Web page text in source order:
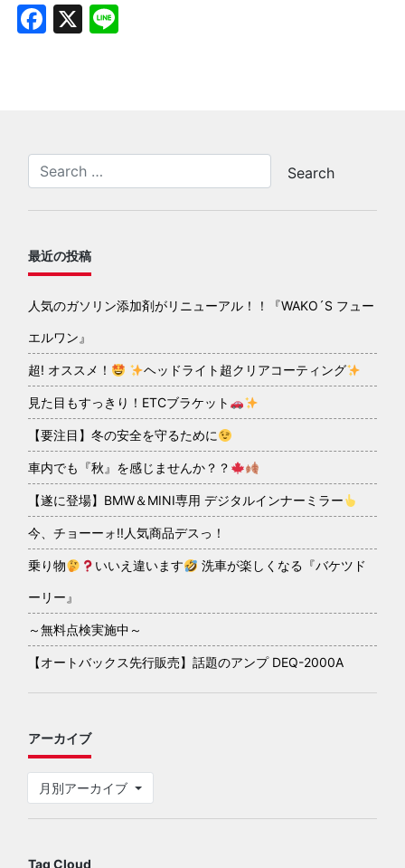
Facebook
X
最近の投稿
人気のガソリン添加剤がリニューアル！！『WAKO´S フュー
エルワン』
超! オススメ！ ヘッドライト超クリアコーティング
見た目もすっきり！ETCブラケット
【要注目】冬の安全を守るために
車内でも『秋』を感じませんか？？
【遂に登場】BMW＆MINI専用 デジタルインナーミラー
今、チョーーォ!!人気商品デスっ！
乗り物 いいえ違います 洗車が楽しくなる『バケツド
ーリー』
～無料点検実施中～
【オートバックス先行販売】話題のアンプ DEQ-2000A
アーカイブ
月別アーカイブ
Tag Cloud